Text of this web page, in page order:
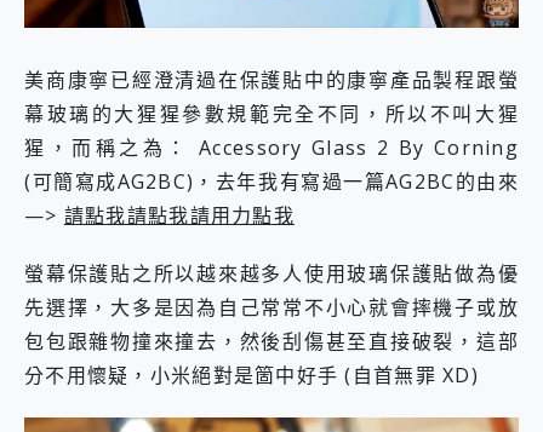
美商康寧已經澄清過在保護貼中的康寧產品製程跟螢
幕玻璃的大猩猩參數規範完全不同，所以不叫大猩
猩，而稱之為： Accessory Glass 2 By Corning
(可簡寫成AG2BC)，去年我有寫過一篇AG2BC的由來
—> 請點我請點我請用力點我
螢幕保護貼之所以越來越多人使用玻璃保護貼做為優
先選擇，大多是因為自己常常不小心就會摔機子或放
包包跟雜物撞來撞去，然後刮傷甚至直接破裂，這部
分不用懷疑，小米絕對是箇中好手 (自首無罪 XD)